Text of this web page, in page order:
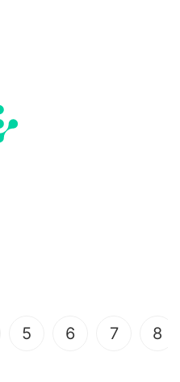
5 6 7 8